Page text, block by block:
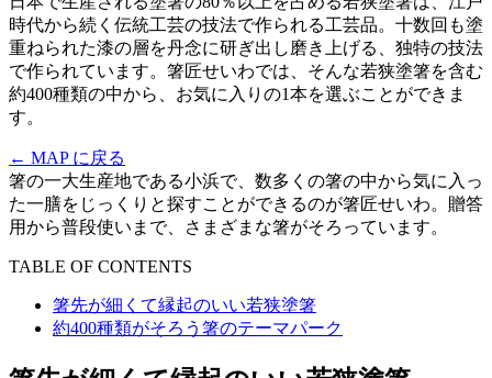
時代から続く伝統工芸の技法で作られる工芸品。十数回も塗
重ねられた漆の層を丹念に研ぎ出し磨き上げる、独特の技法
で作られています。箸匠せいわでは、そんな若狭塗箸を含む
約400種類の中から、お気に入りの1本を選ぶことができま
す。
← MAP に戻る
箸の一大生産地である小浜で、数多くの箸の中から気に入っ
た一膳をじっくりと探すことができるのが箸匠せいわ。贈答
用から普段使いまで、さまざまな箸がそろっています。
TABLE OF CONTENTS
箸先が細くて縁起のいい若狭塗箸
約400種類がそろう箸のテーマパーク